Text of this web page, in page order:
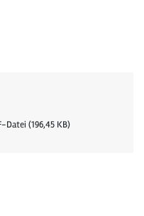
Datei (196,45 KB)